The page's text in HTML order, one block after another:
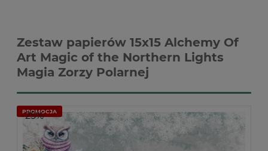
Zestaw papierów 15x15 Alchemy Of
Art Magic of the Northern Lights
Magia Zorzy Polarnej
PROMOCJA
-25%